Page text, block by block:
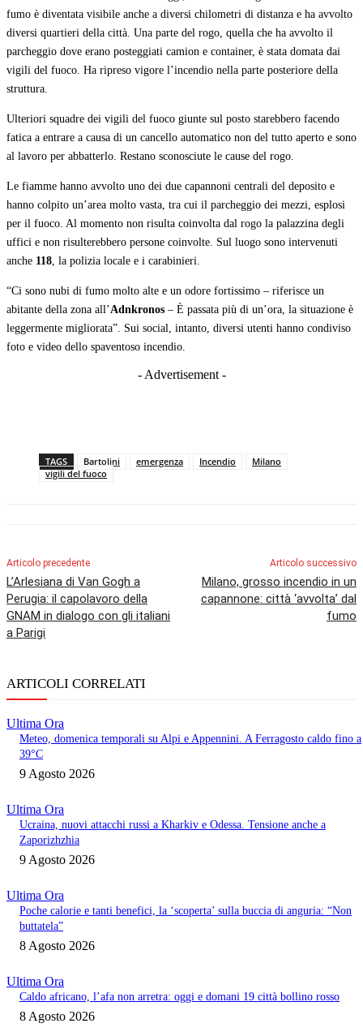
fumo è diventata visibile anche a diversi chilometri di distanza e ha avvolto
diversi quartieri della città. Una parte del rogo, quella che ha avvolto il
parcheggio dove erano posteggiati camion e container, è stata domata dai
vigili del fuoco. Ha ripreso vigore l’incendio nella parte posteriore della
struttura.
Ulteriori squadre dei vigili del fuoco giunte sul posto starebbero facendo
fatica a entrare a causa di un cancello automatico non del tutto aperto e sono
al lavoro per abbatterlo. Restano sconosciute le cause del rogo.
Le fiamme hanno avvolto uno dei due capannoni centrali del deposito e
hanno colpito un’area molto vasta, tra cui il parcheggio dei mezzi, esplosi
per il fuoco. Al momento non risulta coinvolta dal rogo la palazzina degli
uffici e non risulterebbero persone coinvolte. Sul luogo sono intervenuti
anche 118, la polizia locale e i carabinieri.
“Ci sono nubi di fumo molto alte e un odore fortissimo – riferisce un
abitante della zona all’Adnkronos – È passata più di un’ora, la situazione è
leggermente migliorata”. Sui social, intanto, diversi utenti hanno condiviso
foto e video dello spaventoso incendio.
- Advertisement -
TAGS Bartolini emergenza Incendio
Milano
vigili del fuoco
Articolo precedente
L’Arlesiana di Van Gogh a
Perugia: il capolavoro della
GNAM in dialogo con gli italiani
a Parigi
Articolo successivo
Milano, grosso incendio in un
capannone: città ‘avvolta’ dal
fumo
ARTICOLI CORRELATI
Ultima Ora
Meteo, domenica temporali su Alpi e Appennini. A Ferragosto caldo fino a
39°C
9 Agosto 2026
Ultima Ora
Ucraina, nuovi attacchi russi a Kharkiv e Odessa. Tensione anche a
Zaporizhzhia
9 Agosto 2026
Ultima Ora
Poche calorie e tanti benefici, la ‘scoperta’ sulla buccia di anguria: “Non
buttatela”
8 Agosto 2026
Ultima Ora
Caldo africano, l’afa non arretra: oggi e domani 19 città bollino rosso
8 Agosto 2026